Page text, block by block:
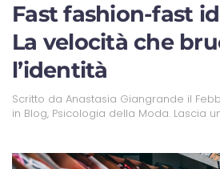
Fast fashion-fast
La velocità che
l’identità
Scritto da Anastasia Giangrande il
in Blog, Psicologia della Moda. Lascia